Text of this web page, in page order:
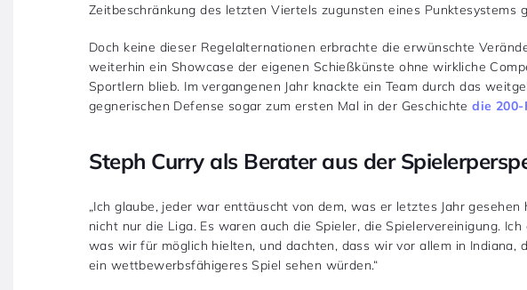
Zeitbeschränkung des letzten Viertels zugunsten eines Punktesystems
Doch keine dieser Regelalternationen erbrachte die erwünschte
weiterhin ein Showcase der eigenen Schießkünste ohne wirkliche
Sportlern blieb. Im vergangenen Jahr knackte ein Team durch das
gegnerischen Defense sogar zum ersten Mal in der Geschichtedie 200-
Steph Curry als Berater aus der
„Ich glaube, jeder war enttäuscht von dem, was er letztes Jahr gesehen
nicht nur die Liga. Es waren auch die Spieler, die Spielervereinigung.
was wir für möglich hielten, und dachten, dass wir vor allem in Indiana,
ein wettbewerbsfähigeres Spiel sehen würden.“